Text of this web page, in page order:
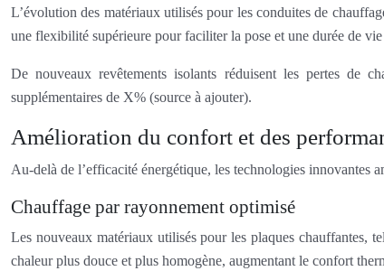
L’évolution des matériaux utilisés pour les conduites de
une flexibilité supérieure pour faciliter la pose et une durée de
De nouveaux revêtements isolants réduisent les pertes de
supplémentaires de X% (source à ajouter).
Amélioration du confort et des
Au-delà de l’efficacité énergétique, les technologies innovantes
Chauffage par rayonnement optimisé
Les nouveaux matériaux utilisés pour les plaques chauffantes,
chaleur plus douce et plus homogène, augmentant le confort